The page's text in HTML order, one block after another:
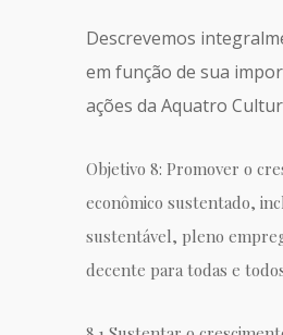
Descrevemos
em função de sua
ações da Aquatro
Objetivo 8: Promover o
econômico sustentado,
sustentável, pleno
decente para todas e